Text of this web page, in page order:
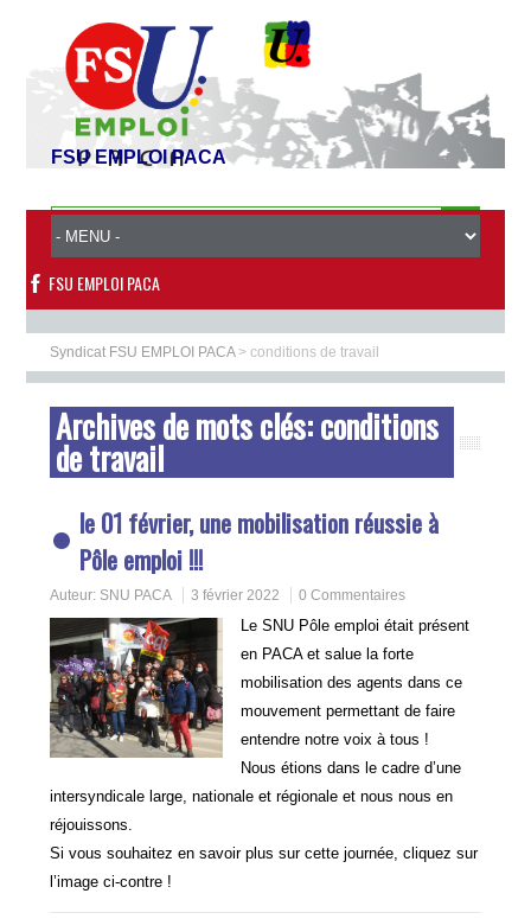
FSU EMPLOI PACA
FSU EMPLOI PACA
Syndicat FSU EMPLOI PACA>conditions de travail
Archives de mots clés:conditions
de travail
le 01 février, une mobilisation réussie à
Pôle emploi !!!
Auteur: SNU PACA 3 février 2022 0 Commentaires
Le SNU Pôle emploi était présent
en PACA et salue la forte
mobilisation des agents dans ce
mouvement permettant de faire
entendre notre voix à tous !
Nous étions dans le cadre d’une
intersyndicale large, nationale et régionale et nous nous en
réjouissons.
Si vous souhaitez en savoir plus sur cette journée, cliquez sur
l’image ci-contre !